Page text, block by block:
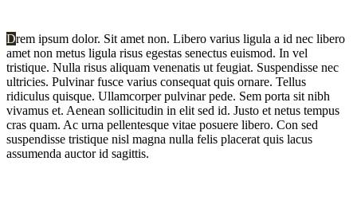
Drem ipsum dolor. Sit amet non. Libero varius ligula a id nec libero
amet non metus ligula risus egestas senectus euismod. In vel
tristique. Nulla risus aliquam venenatis ut feugiat. Suspendisse nec
ultricies. Pulvinar fusce varius consequat quis ornare. Tellus
ridiculus quisque. Ullamcorper pulvinar pede. Sem porta sit nibh
vivamus et. Aenean sollicitudin in elit sed id. Justo et netus tempus
cras quam. Ac urna pellentesque vitae posuere libero. Con sed
suspendisse tristique nisl magna nulla felis placerat quis lacus
assumenda auctor id sagittis.